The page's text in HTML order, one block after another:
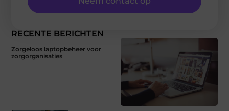
RECENTE BERICHTEN
Zorgeloos laptopbeheer voor
zorgorganisaties